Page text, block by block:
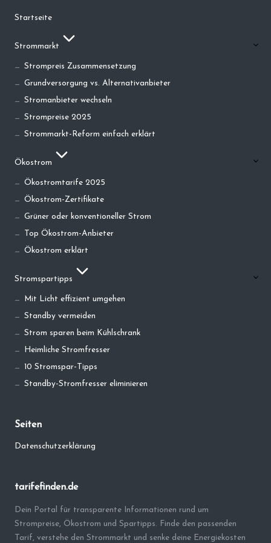
Startseite
Strommarkt
Strompreis Zusammensetzung
Grundversorgung vs. Alternativanbieter
Stromanbieter wechseln
Strompreise 2025
Strommarkt-Reform einfach erklärt
Ökostrom
Ökostromtarife 2025
Ökostrom-Zertifikate
Grüner oder konventioneller Strom
Top Ökostrom-Anbieter
Ökostrom erklärt
Stromspartipps
Mit Licht effizient umgehen
Standby vermeiden
Strom sparen beim Kühlschrank
Heimliche Stromfresser
10 Stromspar-Tipps
Standby-Stromfresser eliminieren
Seiten
Datenschutzerklärung
tarifefinden.de
Dein Portal für transparente Informationen rund um
Strompreise, Ökostrom und Spartipps. Finde den passenden
Tarif, verstehe den Strommarkt und senke deine Energiekosten